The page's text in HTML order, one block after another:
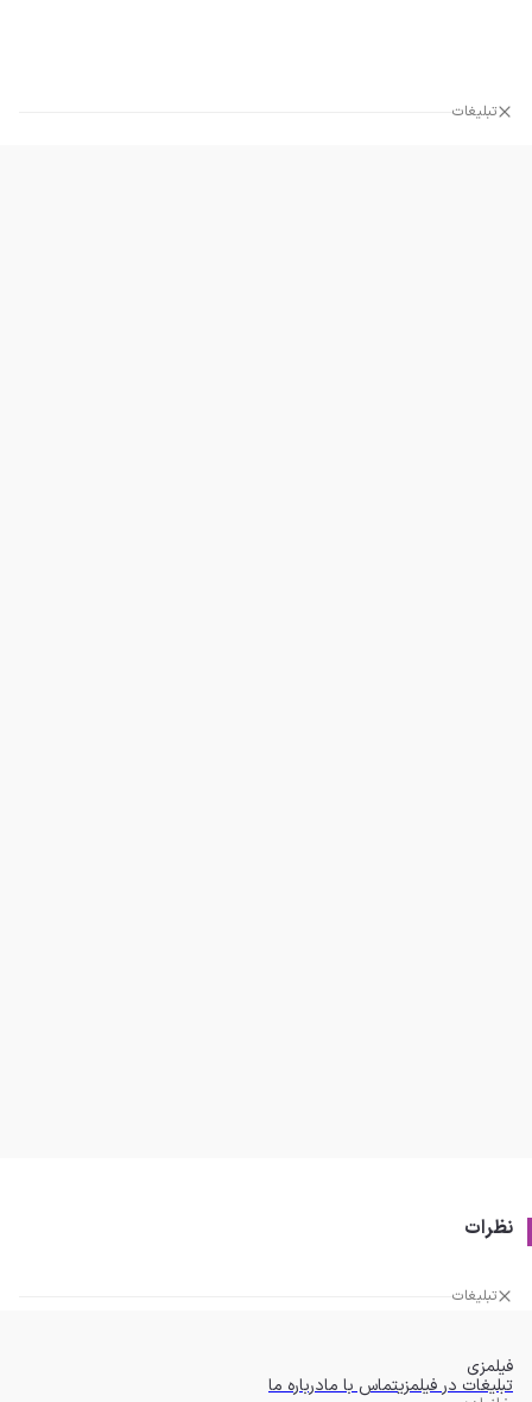
تبلیغات
نظرات
تبلیغات
فیلمزی
تبلیغات در فیلمزیتماس با مادرباره ما